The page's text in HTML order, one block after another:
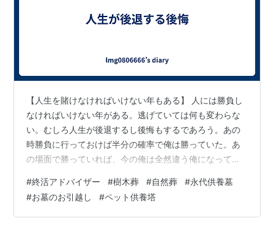
【人生を賭けなければいけない年もある】 人には勝負し
なければいけない年がある。逃げていては何も変わらな
い。むしろ人生が後退するし後悔もするであろう。あの
時勝負に行っておけば半分の確率で俺は勝っていた。あ
の場面で勝っていれば、今の俺は全然違う俺になってい
る。 後悔は癖になる。一度目の前の苦難から逃げて後悔
することを覚えると、次もまた同じように逃げて後悔す
る自分がいるであろう。人生との戦いはその戦いのリン
#終活アドバイザー #樹木葬 #自然葬 #永代供養墓
#お墓のお引越し #ペット供養塔